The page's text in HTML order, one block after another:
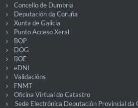
Concello de Dumbria
Deputación da Coruña
Xunta de Galicia
Punto Acceso Xeral
BOP
DOG
BOE
eDNI
Validacións
FNMT
Oficina Virtual do Catastro
Sede Electrónica Deputación Provincial da